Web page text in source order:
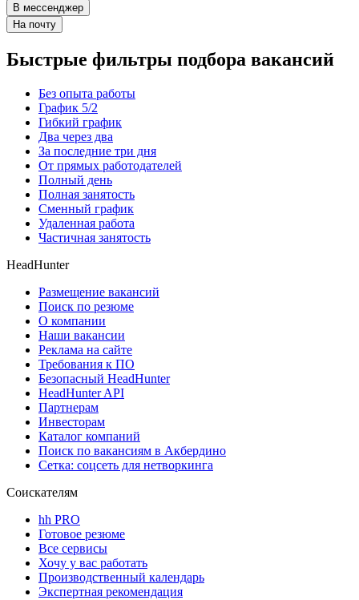
В мессенджер
На почту
Быстрые фильтры подбора вакансий
Без опыта работы
График 5/2
Гибкий график
Два через два
За последние три дня
От прямых работодателей
Полный день
Полная занятость
Сменный график
Удаленная работа
Частичная занятость
HeadHunter
Размещение вакансий
Поиск по резюме
О компании
Наши вакансии
Реклама на сайте
Требования к ПО
Безопасный HeadHunter
HeadHunter API
Партнерам
Инвесторам
Каталог компаний
Поиск по вакансиям в Акбердино
Сетка: соцсеть для нетворкинга
Соискателям
hh PRO
Готовое резюме
Все сервисы
Хочу у вас работать
Производственный календарь
Экспертная рекомендация